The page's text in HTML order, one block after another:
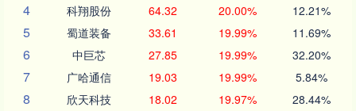
4 科翔股份 64.32 20.00% 12.21%
5 蜀道装备 33.61 19.99% 11.69%
6 中巨芯 27.85 19.99% 32.20%
7 广哈通信 19.03 19.99% 5.84%
8 欣天科技 18.02 19.97% 28.44%